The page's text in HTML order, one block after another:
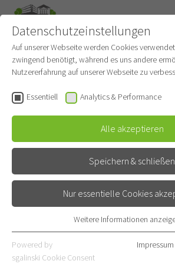
Abteilung für
und
Gehört zuPneumologie und
Kontakt
Röntgenstraße 1
69126 Heidelberg
E-Mail
06221 396-2888
Datenschutzeinstellungen
Auf unserer Webseite werden Cookies
zwingend benötigt, während es uns andere
Nutzererfahrung auf unserer Webseite zu
Essentiell Analytics & Performance
Alle akzeptieren
Speichern & schließen
Nur essentielle Cookies
Essentielle Cookies werden für grundlegende
Webseite benötigt. Dadurch ist gewährleistet,
Weitere Informationen
Powered by
sgalinski Cookie Consent
Impressum